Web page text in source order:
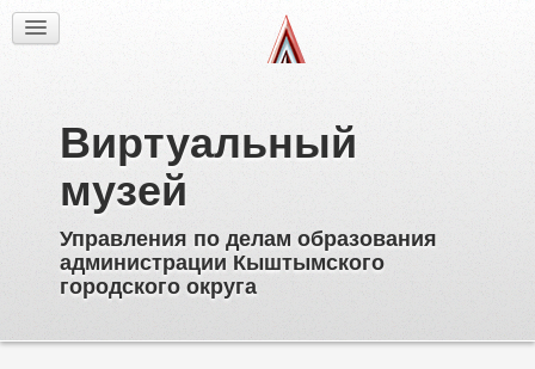
Виртуальный
музей
Управления по делам образования
администрации Кыштымского
городского округа
Об образовательных учреждениях
Директора
Ветераны образования
Известные выпускники
Пионерское движение